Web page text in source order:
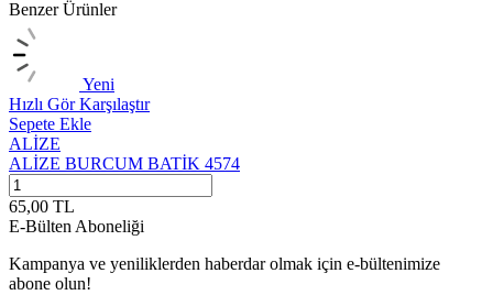
Benzer Ürünler
Yeni
Hızlı GörKarşılaştır
Sepete Ekle
ALİZE
ALİZE BURCUM BATİK 4574
65,00 TL
E-Bülten Aboneliği
Kampanya ve yeniliklerden haberdar olmak için e-bültenimize
abone olun!